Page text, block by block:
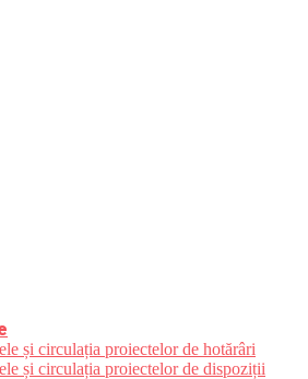
și circulația proiectelor de hotărâri
și circulația proiectelor de dispoziții